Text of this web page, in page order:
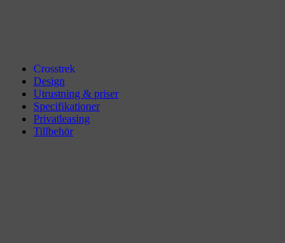
Crosstrek
Design
Utrustning & priser
Specifikationer
Privatleasing
Tillbehör